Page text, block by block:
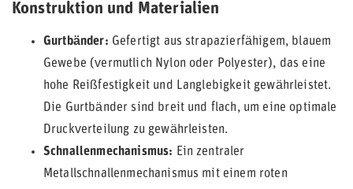
Konstruktion und Materialien
Gurtbänder: Gefertigt aus strapazierfähigem, blauem
Gewebe (vermutlich Nylon oder Polyester), das eine
hohe Reißfestigkeit und Langlebigkeit gewährleistet.
Die Gurtbänder sind breit und flach, um eine optimale
Druckverteilung zu gewährleisten.
Schnallenmechanismus: Ein zentraler
Metallschnallenmechanismus mit einem roten